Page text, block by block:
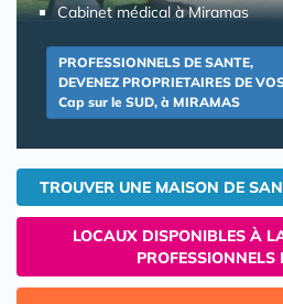
Cabinet médical à Miramas
PROFESSIONNELS DE SANTE,
DEVENEZ PROPRIETAIRES DE
Cap sur le SUD, à MIRAMAS
TROUVER UNE MAISON DE
LOCAUX DISPONIBLES À
PROFESSIONNELS